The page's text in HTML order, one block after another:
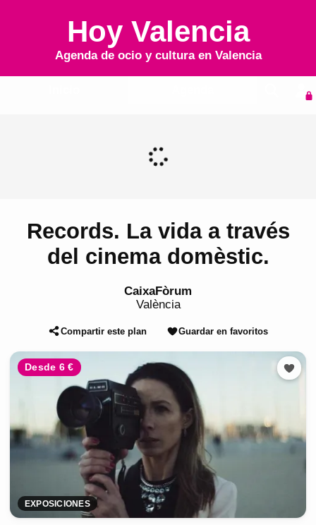
Hoy Valencia
Agenda de ocio y cultura en Valencia
Records. La vida a través
del cinema domèstic.
CaixaFòrum
València
Compartir este plan Guardar en favoritos
Desde 6 €
EXPOSICIONES